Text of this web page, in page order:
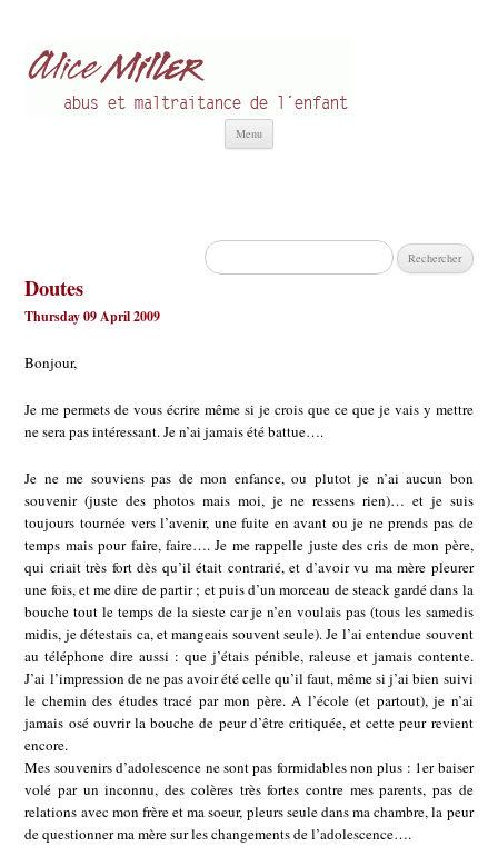
Menu
Rechercher :
Doutes
Thursday 09 April 2009
Bonjour,
Je me permets de vous écrire même si je crois que ce que je vais y mettre
ne sera pas intéressant. Je n’ai jamais été battue….
Je ne me souviens pas de mon enfance, ou plutot je n’ai aucun bon
souvenir (juste des photos mais moi, je ne ressens rien)… et je suis
toujours tournée vers l’avenir, une fuite en avant ou je ne prends pas de
temps mais pour faire, faire…. Je me rappelle juste des cris de mon père,
qui criait très fort dès qu’il était contrarié, et d’avoir vu ma mère pleurer
une fois, et me dire de partir ; et puis d’un morceau de steack gardé dans la
bouche tout le temps de la sieste car je n’en voulais pas (tous les samedis
midis, je détestais ca, et mangeais souvent seule). Je l’ai entendue souvent
au téléphone dire aussi : que j’étais pénible, raleuse et jamais contente.
J’ai l’impression de ne pas avoir été celle qu’il faut, même si j’ai bien suivi
le chemin des études tracé par mon père. A l’école (et partout), je n’ai
jamais osé ouvrir la bouche de peur d’être critiquée, et cette peur revient
encore.
Mes souvenirs d’adolescence ne sont pas formidables non plus : 1er baiser
volé par un inconnu, des colères très fortes contre mes parents, pas de
relations avec mon frère et ma soeur, pleurs seule dans ma chambre, la peur
de questionner ma mère sur les changements de l’adolescence….